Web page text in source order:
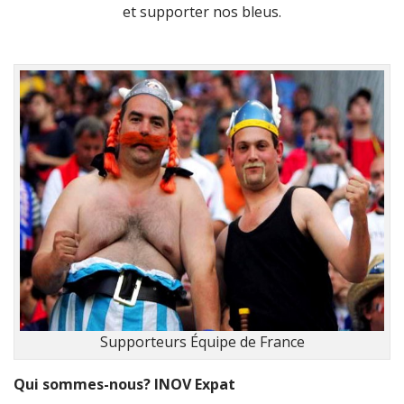
et supporter nos bleus.
Supporteurs Équipe de France
Qui sommes-nous? INOV Expat